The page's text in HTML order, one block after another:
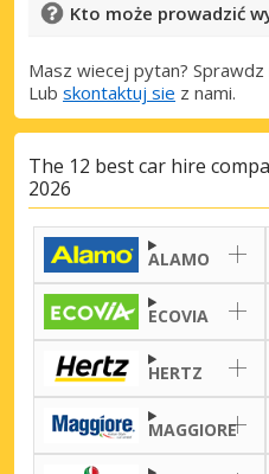
Kto może prowadzić
Masz wiecej pytan? Sprawdz
Lub skontaktuj sie z nami.
The 12 best car hire
2026
ALAMO
ECOVIA
HERTZ
MAGGIORE